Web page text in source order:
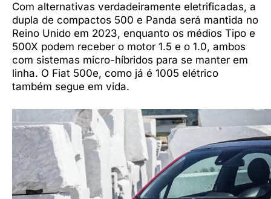
Com alternativas verdadeiramente eletrificadas, a
dupla de compactos 500 e Panda será mantida no
Reino Unido em 2023, enquanto os médios Tipo e
500X podem receber o motor 1.5 e o 1.0, ambos
com sistemas micro-híbridos para se manter em
linha. O Fiat 500e, como já é 1005 elétrico
também segue em vida.